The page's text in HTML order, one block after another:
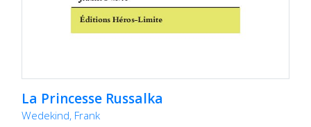
La Princesse Russalka
Wedekind, Frank